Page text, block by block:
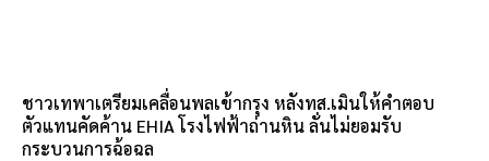
ชาวเทพาเตรียมเคลื่อนพลเข้ากรุง หลังทส.เมินให้คำตอบ
ตัวแทนคัดค้าน EHIA โรงไฟฟ้าถ่านหิน ลั่นไม่ยอมรับ
กระบวนการฉ้อฉล